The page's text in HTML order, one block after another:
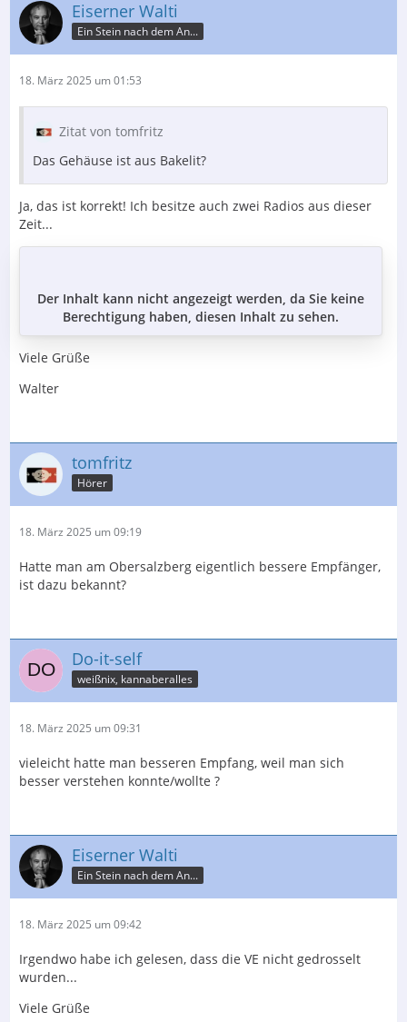
Eiserner Walti
Ein Stein nach dem An...
18. März 2025 um 01:53
Zitat von tomfritz
Das Gehäuse ist aus Bakelit?
Ja, das ist korrekt! Ich besitze auch zwei Radios aus dieser
Zeit...
Der Inhalt kann nicht angezeigt werden, da Sie keine
Berechtigung haben, diesen Inhalt zu sehen.
Viele Grüße
Walter
tomfritz
Hörer
18. März 2025 um 09:19
Hatte man am Obersalzberg eigentlich bessere Empfänger,
ist dazu bekannt?
Do-it-self
weißnix, kannaberalles
18. März 2025 um 09:31
vieleicht hatte man besseren Empfang, weil man sich
besser verstehen konnte/wollte ?
Eiserner Walti
Ein Stein nach dem An...
18. März 2025 um 09:42
Irgendwo habe ich gelesen, dass die VE nicht gedrosselt
wurden...
Viele Grüße